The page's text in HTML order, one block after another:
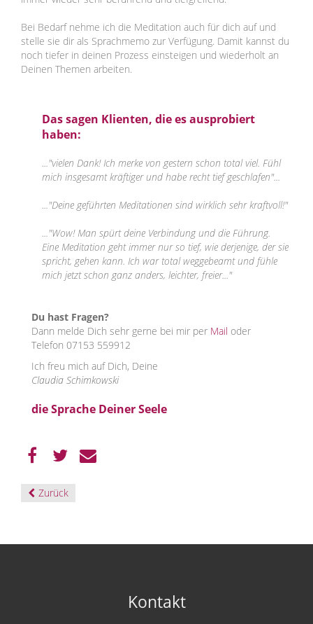
Bei Bedarf nehme ich die Meditation auch für dich auf und
stelle sie dir als Sprachmemo zur Verfügung. Damit kannst du
noch tiefer in deinen Prozess einsteigen und wiederholt an
Deinen Themen arbeiten.
Das sagen Klienten, die es ausprobiert
haben:
..."vielen Dank! Ich merke von gestern schon total viel. Fühl
mich insgesamt kräftiger und habe recht tief geschlafen"...
..."Deine geführten Meditationen sind wirklich sehr kraftvoll!"
..."Wow! Man spürt deine Verbindung und die Führung.
Eine Meditation geht immer nur so tief, wie derjenige, der sie
spricht, gehen kann. Ich war total weggebeamt und fühle
mich jetzt schon ganz anders, leichter, freier..."
Du hast Fragen?
Dann melde Dich sehr gerne bei mir per Mail oder
Telefon 07153 559912
Ich freu mich auf Dich, Deine
Claudia Schimkowski
die Sprache Deiner Seele
Zurück
Kontakt